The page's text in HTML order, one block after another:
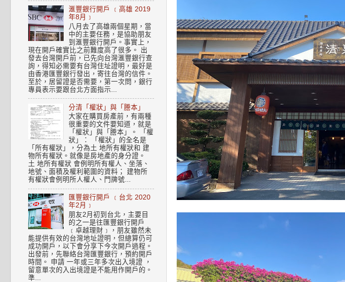
滙豐銀行開戶 ﹝高雄 2019
年8月﹞
八月去了高雄兩個星期，當
中的主要任務，是協助朋友
到滙豐銀行開戶。事實上，
現在開戶確實比之前難度高了很多。 出
發去台灣開戶前，已先向台灣滙豐銀行查
詢，得知必需要有台灣住址證明，最好是
由香港匯豐銀行發出，寄往台灣的信件。
至於，居留證是否需要，第一次問，銀行
專員表示要跟台北方面指示...
分清「權狀」與「謄本」
大家在購買房產前，有兩種
很重要的文件要知道，就是
「權狀」與「謄本」。 「權
狀」： 「權狀」的全名是
「所有權狀」，分為土 地所有權狀和 建
物所有權狀。就像是房地產的身分證。
土 地所有權狀 會例明所有權人、坐落、
地號、面積及權利範圍的資料； 建物所
有權狀會例明所人權人、門牌號...
匯豐銀行開戶 ﹝台北 2020
年2月﹞
朋友2月初到台北，主要目
的之一是往匯豐銀行開戶
﹝卓越理財﹞，朋友雖然未
能提供有效的台灣地址證明，但總算仍可
成功開戶，以下會分享下今次開戶過程。
出發前，先聯絡台灣匯豐銀行，預約開戶
時間。 申請 一年或三年多次出入境證 ，
留意單次的入出境證是不能用作開戶的。
準...